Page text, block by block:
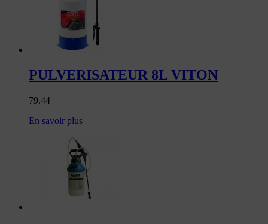
PULVERISATEUR 8L VITON
79.44
En savoir plus